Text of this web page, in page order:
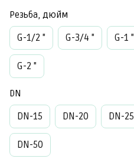
Резьба, дюйм
G-1/2 " G-3/4 " G-1 "
G-2 "
DN
DN-15 DN-20 DN-25
DN-50